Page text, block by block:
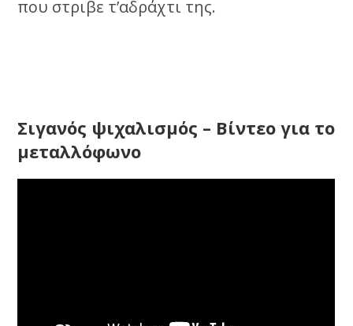
που στριβε τ’αδράχτι της.
Σιγανός ψιχαλισμός – Βίντεο για το
μεταλλόφωνο